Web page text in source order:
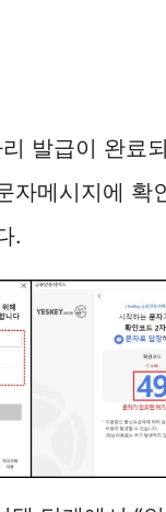
발급이 완료
자메시지에 확
.